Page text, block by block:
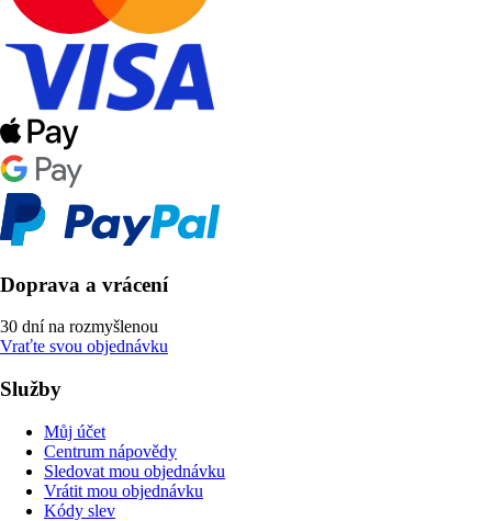
Doprava a vrácení
30 dní na rozmyšlenou
Vraťte svou objednávku
Služby
Můj účet
Centrum nápovědy
Sledovat mou objednávku
Vrátit mou objednávku
Kódy slev